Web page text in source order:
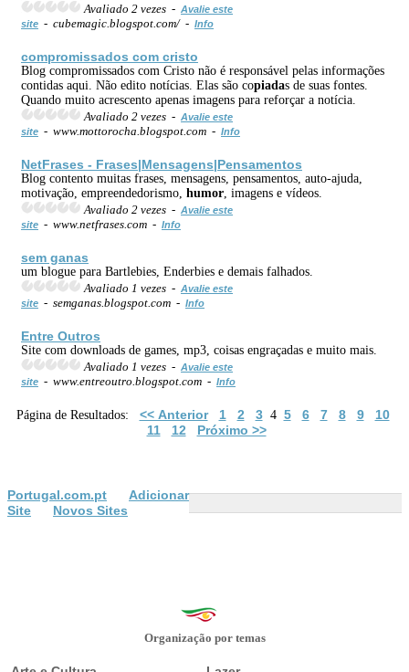
Avaliado 2 vezes - Avalie este
site - cubemagic.blogspot.com/ - Info
compromissados com cristo
Blog compromissados com Cristo não é responsável pelas informações
contidas aqui. Não edito notícias. Elas são copiadas de suas fontes.
Quando muito acrescento apenas imagens para reforçar a notícia.
Avaliado 2 vezes - Avalie este
site - www.mottorocha.blogspot.com - Info
NetFrases - Frases|Mensagens|Pensamentos
Blog contento muitas frases, mensagens, pensamentos, auto-ajuda,
motivação, empreendedorismo, humor , imagens e vídeos.
Avaliado 2 vezes - Avalie este
site - www.netfrases.com - Info
sem ganas
um blogue para Bartlebies, Enderbies e demais falhados.
Avaliado 1 vezes - Avalie este
site - semganas.blogspot.com - Info
Entre Outros
Site com downloads de games, mp3, coisas engraçadas e muito mais.
Avaliado 1 vezes - Avalie este
site - www.entreoutro.blogspot.com - Info
Página de Resultados: << Anterior 1 2 34 5 6 7 8 9
10
11
12 Próximo >>
Portugal.com.pt
Adicionar
Site
Novos Sites
Organização por temas